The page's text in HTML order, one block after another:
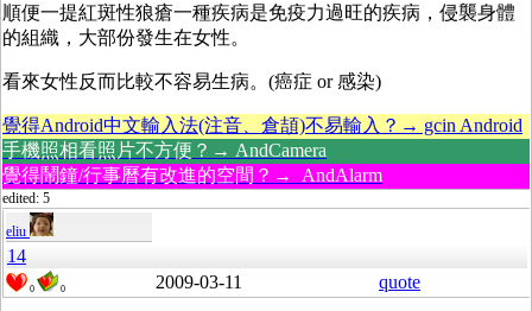
順便一提紅斑性狼瘡一種疾病是免疫力過旺的疾病，侵襲身體
的組織，大部份發生在女性。
看來女性反而比較不容易生病。(癌症 or 感染)
覺得Android中文輸入法(注音、倉頡)不易輸入？→ gcin Android
手機照相看照片不方便？→ AndCamera
覺得鬧鐘/行事曆有改進的空間？→ AndAlarm
edited: 5
eliu
14
0 0 2009-03-11 quote